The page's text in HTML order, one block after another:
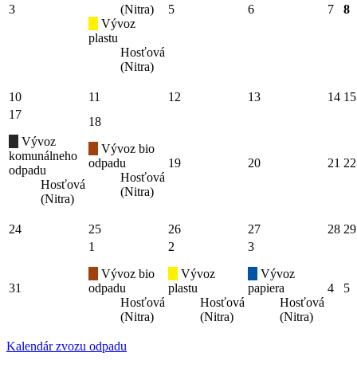
3
(Nitra)
Vývoz
plastu
Hosťová
(Nitra)
5 6 7 8
10 11 12 13 14 15
17
Vývoz
komunálneho
odpadu
Hosťová
(Nitra)
18
Vývoz bio
odpadu
Hosťová
(Nitra)
19 20 21 22
24 25 26 27 28 29
31
1
Vývoz bio
odpadu
Hosťová
(Nitra)
2
Vývoz
plastu
Hosťová
(Nitra)
3
Vývoz
papiera
Hosťová
(Nitra)
4 5
Kalendár zvozu odpadu